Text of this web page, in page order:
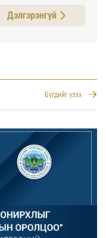
Дэлгэрэнгүй
Бүгдийг үзэх